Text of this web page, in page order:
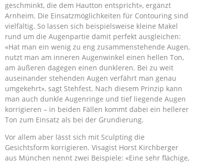
geschminkt, die dem Hautton entspricht», ergänzt
Arnheim. Die Einsatzmöglichkeiten für Contouring sind
vielfältig. So lassen sich beispielsweise kleine Makel
rund um die Augenpartie damit perfekt ausgleichen:
«Hat man ein wenig zu eng zusammenstehende Augen,
nutzt man am inneren Augenwinkel einen hellen Ton,
am äußeren dagegen einen dunkleren. Bei zu weit
auseinander stehenden Augen verfährt man genau
umgekehrt», sagt Stehfest. Nach diesem Prinzip kann
man auch dunkle Augenringe und tief liegende Augen
korrigieren – in beiden Fällen kommt dabei ein hellerer
Ton zum Einsatz als bei der Grundierung.
Vor allem aber lässt sich mit Sculpting die
Gesichtsform korrigieren. Visagist Horst Kirchberger
aus München nennt zwei Beispiele: «Eine sehr flächige,